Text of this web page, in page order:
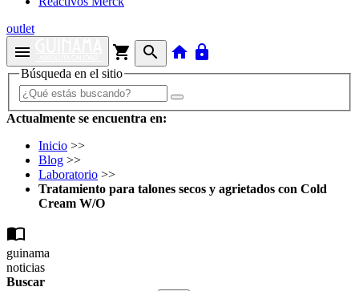
outlet
menu shopping_cart search home lock
Búsqueda en el sitio
Actualmente se encuentra en:
Inicio >>
Blog >>
Laboratorio >>
Tratamiento para talones secos y agrietados con Cold
Cream W/O
import_contacts
guinama
noticias
Buscar